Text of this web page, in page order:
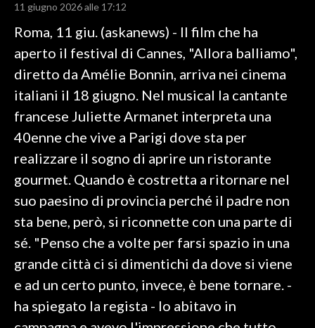
RISULTATI E CLASSIFICHE
CALCIO
CALCIO REGIONALE
BASKET
VOLLEY
MOTORI
TENNIS
ALTRI SPORT
SPETTACOLI
GOSSIP
SALUTE
11 giugno 2026 alle 17:12
Roma, 11 giu. (askanews) - Il film che ha
aperto il festival di Cannes, "Allora balliamo",
diretto da Amélie Bonnin, arriva nei cinema
italiani il 18 giugno. Nel musical la cantante
francese Juliette Armanet interpreta una
40enne che vive a Parigi dove sta per
realizzare il sogno di aprire un ristorante
gourmet. Quando è costretta a ritornare nel
suo paesino di provincia perché il padre non
sta bene, però, si riconnette con una parte di
sé. "Penso che a volte per farsi spazio in una
grande città ci si dimentichi da dove si viene
e ad un certo punto, invece, è bene tornare. -
ha spiegato la regista - Io abitavo in